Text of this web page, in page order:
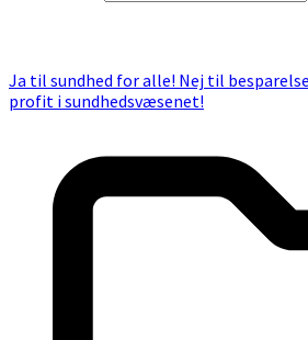
Ja til sundhed for alle! Nej til
profit i sundhedsvæsenet!